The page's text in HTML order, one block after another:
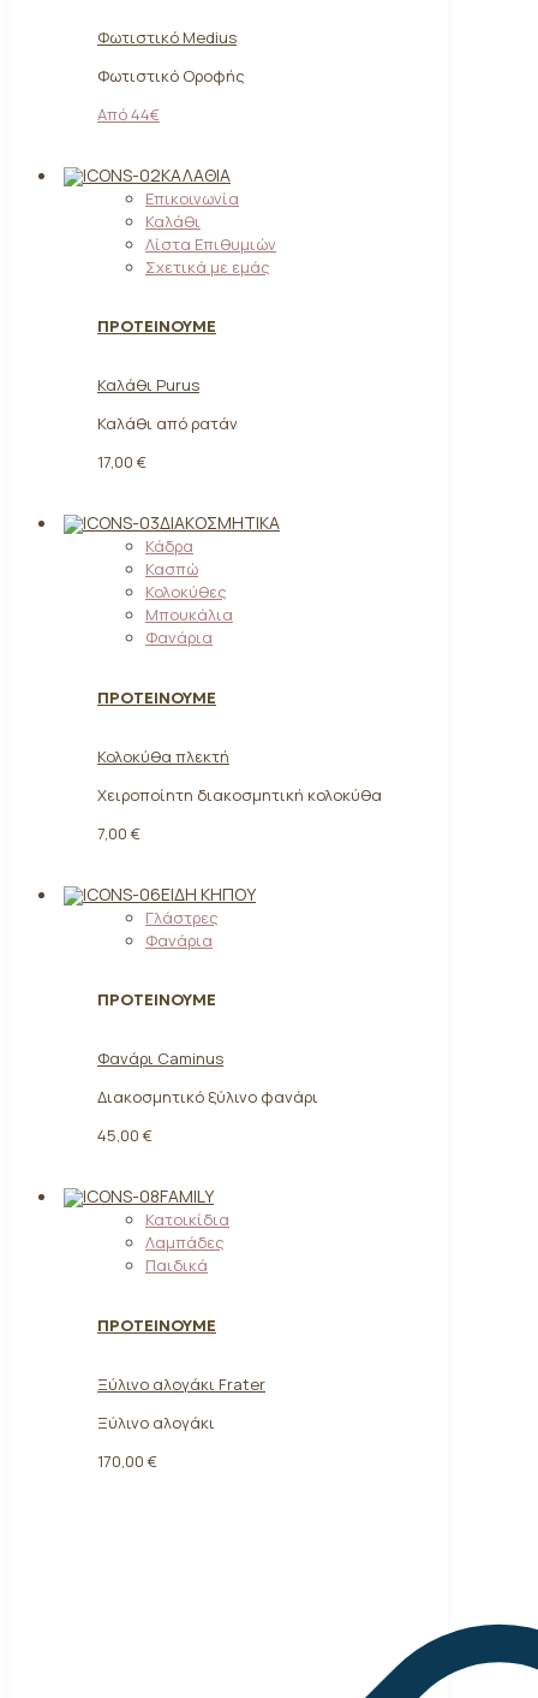
Φωτιστικό Medius
Φωτιστικό Οροφής
Από 44€
ΚΑΛΆΘΙΑ
Επικοινωνία
Καλάθι
Λίστα Επιθυμιών
Σχετικά με εμάς
ΠΡΟΤΕΙΝΟΥΜΕ
Καλάθι Purus
Καλάθι από ρατάν
17,00 €
ΔΙΑΚΟΣΜΗΤΙΚΆ
Κάδρα
Κασπώ
Κολοκύθες
Μπουκάλια
Φανάρια
ΠΡΟΤΕΙΝΟΥΜΕ
Κολοκύθα πλεκτή
Χειροποίητη διακοσμητική κολοκύθα
7,00 €
ΕΊΔΗ ΚΉΠΟΥ
Γλάστρες
Φανάρια
ΠΡΟΤΕΙΝΟΥΜΕ
Φανάρι Caminus
Διακοσμητικό ξύλινο φανάρι
45,00 €
FAMILY
Κατοικίδια
Λαμπάδες
Παιδικά
ΠΡΟΤΕΙΝΟΥΜΕ
Ξύλινο αλογάκι Frater
Ξύλινο αλογάκι
170,00 €